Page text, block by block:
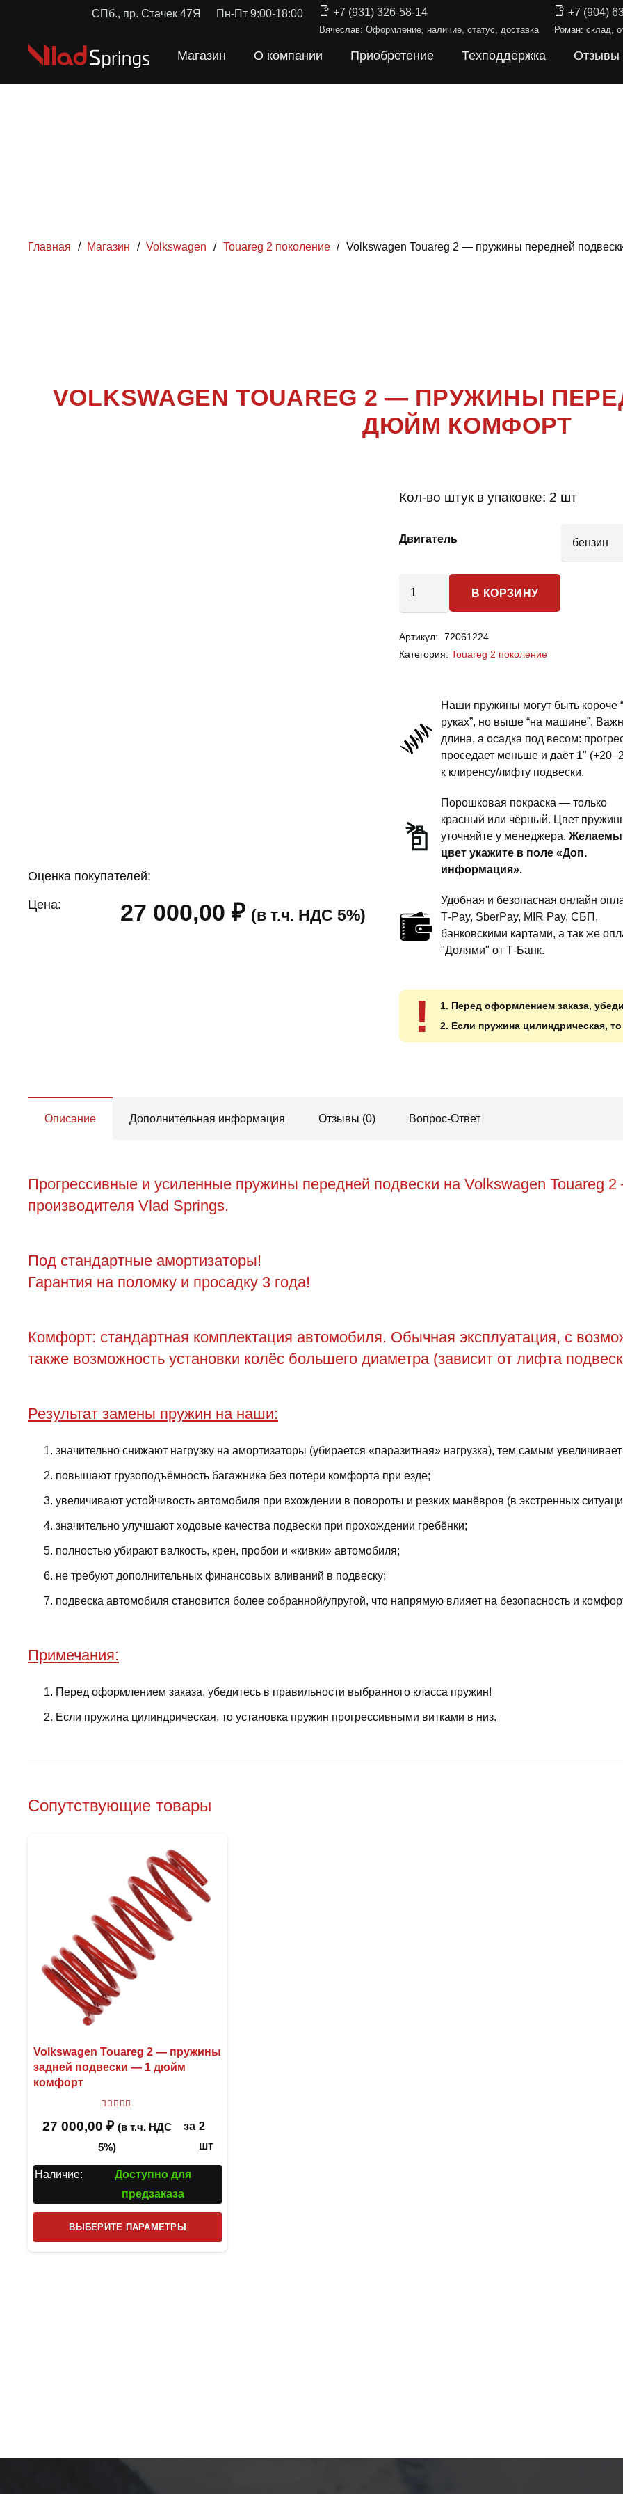
СПб., пр. Стачек 47Я Пн-Пт 9:00-18:00 +7 (931) 326-58-14
Вячеслав: Оформление, наличие, статус, доставка
+7 (904)
Роман: склад,
Магазин О компании Приобретение Техподдержка Отзывы
Главная / Магазин / Volkswagen / Touareg 2 поколение / Volkswagen Touareg 2 — пружины передней
TOUAREG 2
VOLKSWAGEN TOUAREG 2 — ПРУЖИНЫ
ДЮЙМ КОМФОРТ
Оценка покупателей:
Цена: 27 000,00₽ (в т.ч. НДС 5%)
Кол-во штук в упаковке: 2 шт
Двигатель
Touareg
2
пружины
передней
подвески
комфорт
В КОРЗИНУ
Артикул:
72061224
Категория:Touareg 2 поколение
Наши пружины могут быть короче
руках”, но выше “на машине”.
длина, а осадка под весом:
проседает меньше и даёт 1"
к клиренсу/лифту подвески.
Порошковая покраска — только
красный или чёрный. Цвет
уточняйте у менеджера.
цвет укажите в поле «Доп.
информация».
Удобная и безопасная онлайн
T‑Pay, SberPay, MIR Pay, СБП,
банковскими картами, а так же
"Долями" от Т-Банк.
!
1. Перед оформлением заказа,
2. Если пружина цилиндрическая,
Описание Дополнительная информация Отзывы (0) Вопрос-Ответ
Прогрессивные и усиленные пружины передней подвески на Volkswagen Touareg
производителя Vlad Springs.
Под стандартные амортизаторы!
Гарантия на поломку и просадку 3 года!
Комфорт: стандартная комплектация автомобиля. Обычная эксплуатация, с
также возможность установки колёс большего диаметра (зависит от лифта
Результат замены пружин на наши:
значительно снижают нагрузку на амортизаторы (убирается «паразитная» нагрузка), тем самым
повышают грузоподъёмность багажника без потери комфорта при езде;
увеличивают устойчивость автомобиля при вхождении в повороты и резких манёвров (в экстренных
значительно улучшают ходовые качества подвески при прохождении гребёнки;
полностью убирают валкость, крен, пробои и «кивки» автомобиля;
не требуют дополнительных финансовых вливаний в подвеску;
подвеска автомобиля становится более собранной/упругой, что напрямую влияет на безопасность и
Примечания:
Перед оформлением заказа, убедитесь в правильности выбранного класса пружин!
Если пружина цилиндрическая, то установка пружин прогрессивными витками в низ.
Сопутствующие товары
Volkswagen Touareg 2 — пружины
задней подвески — 1 дюйм
комфорт
27 000,00 ₽ (в т.ч. НДС
5%)
за 2
шт
Наличие:
Доступно для
предзаказа
ВЫБЕРИТЕ ПАРАМЕТРЫ
товар